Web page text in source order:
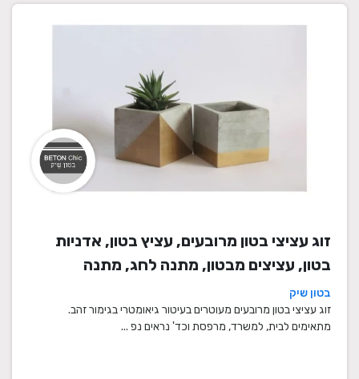
זוג עציצי בטון מרובעים, עציץ בטון, אדניות
בטון, עציצים מבטון, מתנה לחג, מתנה
לעובדים, מתנות לחנוכת בית, עציצים מתנה,
מתנה, מתנות מיוחדות
בטון שיק
זוג עציצי בטון מרובעים מעוטרים בעיטור גיאומטרי בגימור זהב.
מתאימים לבית, למשרד, מרפסת וכד' נראים נפ ...